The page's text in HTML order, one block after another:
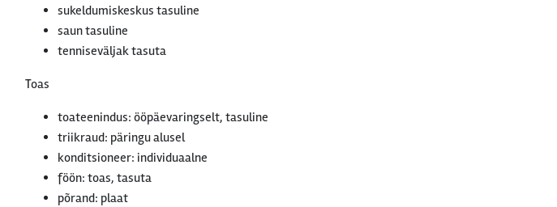
sukeldumiskeskus tasuline
saun tasuline
tenniseväljak tasuta
Toas
toateenindus: ööpäevaringselt, tasuline
triikraud: päringu alusel
konditsioneer: individuaalne
föön: toas, tasuta
põrand: plaat